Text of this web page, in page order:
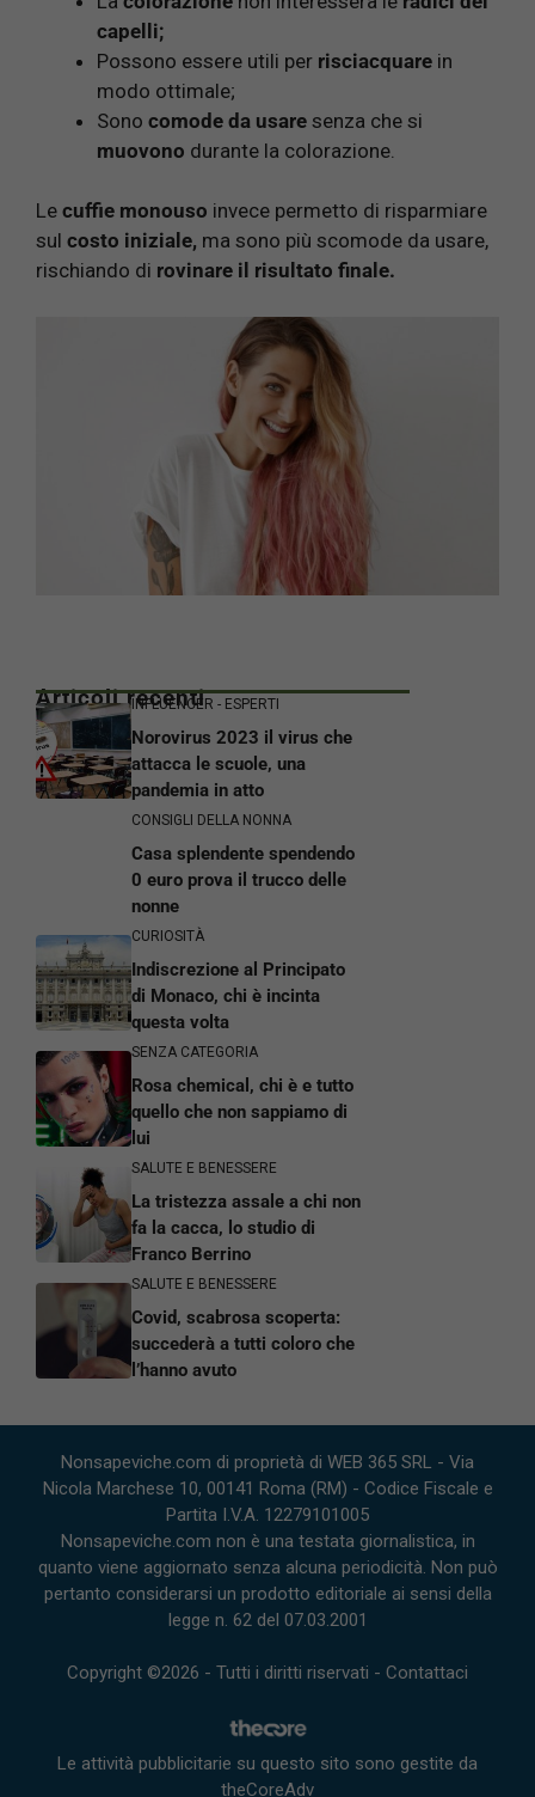
capelli;
Possono essere utili per risciacquare in
modo ottimale;
Sono comode da usare senza che si
muovono durante la colorazione.
Le cuffie monouso invece permetto di risparmiare
sul costo iniziale, ma sono più scomode da usare,
rischiando di rovinare il risultato finale.
Articoli recentiINFLUENCER - ESPERTI
Norovirus 2023 il virus che
attacca le scuole, una
pandemia in atto
CONSIGLI DELLA NONNA
Casa splendente spendendo
0 euro prova il trucco delle
nonne
CURIOSITÀ
Indiscrezione al Principato
di Monaco, chi è incinta
questa volta
SENZA CATEGORIA
Rosa chemical, chi è e tutto
quello che non sappiamo di
lui
SALUTE E BENESSERE
La tristezza assale a chi non
fa la cacca, lo studio di
Franco Berrino
SALUTE E BENESSERE
Covid, scabrosa scoperta:
succederà a tutti coloro che
l’hanno avuto
Nonsapeviche.com di proprietà di WEB 365 SRL - Via
Nicola Marchese 10, 00141 Roma (RM) - Codice Fiscale e
Partita I.V.A. 12279101005
Nonsapeviche.com non è una testata giornalistica, in
quanto viene aggiornato senza alcuna periodicità. Non può
pertanto considerarsi un prodotto editoriale ai sensi della
legge n. 62 del 07.03.2001
Copyright ©2026 - Tutti i diritti riservati - Contattaci
Le attività pubblicitarie su questo sito sono gestite da
theCoreAdv